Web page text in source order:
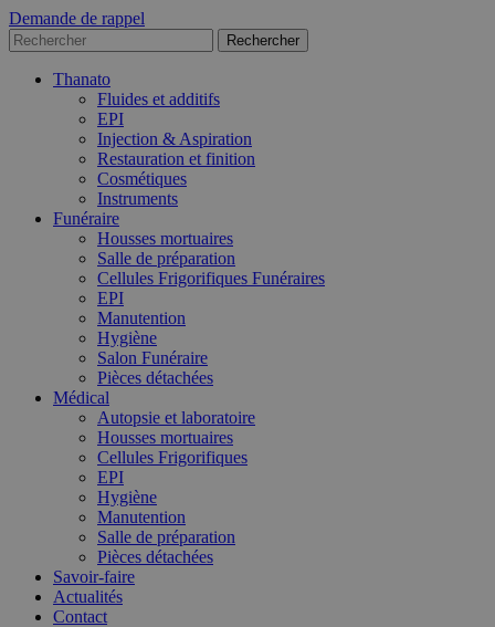
Demande de rappel
Thanato
Fluides et additifs
EPI
Injection & Aspiration
Restauration et finition
Cosmétiques
Instruments
Funéraire
Housses mortuaires
Salle de préparation
Cellules Frigorifiques Funéraires
EPI
Manutention
Hygiène
Salon Funéraire
Pièces détachées
Médical
Autopsie et laboratoire
Housses mortuaires
Cellules Frigorifiques
EPI
Hygiène
Manutention
Salle de préparation
Pièces détachées
Savoir-faire
Actualités
Contact